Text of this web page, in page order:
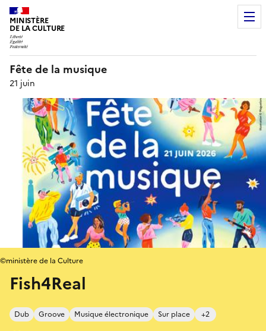
MINISTÈRE
DE LA CULTURE
Fête de la musique
21 juin
Fish4Real
Dub Groove Musique électronique Sur place +2
©ministère de la Culture